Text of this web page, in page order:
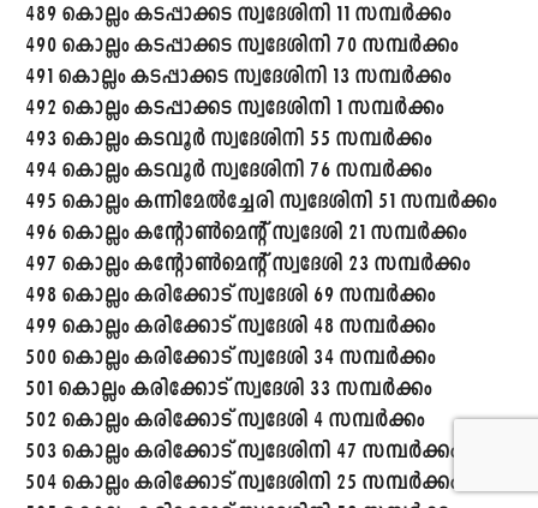
489 കൊല്ലം കടപ്പാക്കട സ്വദേശിനി 11 സമ്പർക്കം
490 കൊല്ലം കടപ്പാക്കട സ്വദേശിനി 70 സമ്പർക്കം
491 കൊല്ലം കടപ്പാക്കട സ്വദേശിനി 13 സമ്പർക്കം
492 കൊല്ലം കടപ്പാക്കട സ്വദേശിനി 1 സമ്പർക്കം
493 കൊല്ലം കടവൂർ സ്വദേശിനി 55 സമ്പർക്കം
494 കൊല്ലം കടവൂർ സ്വദേശിനി 76 സമ്പർക്കം
495 കൊല്ലം കന്നിമേൽച്ചേരി സ്വദേശിനി 51 സമ്പർക്കം
496 കൊല്ലം കന്റോൺമെന്റ് സ്വദേശി 21 സമ്പർക്കം
497 കൊല്ലം കന്റോൺമെന്റ് സ്വദേശി 23 സമ്പർക്കം
498 കൊല്ലം കരിക്കോട് സ്വദേശി 69 സമ്പർക്കം
499 കൊല്ലം കരിക്കോട് സ്വദേശി 48 സമ്പർക്കം
500 കൊല്ലം കരിക്കോട് സ്വദേശി 34 സമ്പർക്കം
501 കൊല്ലം കരിക്കോട് സ്വദേശി 33 സമ്പർക്കം
502 കൊല്ലം കരിക്കോട് സ്വദേശി 4 സമ്പർക്കം
503 കൊല്ലം കരിക്കോട് സ്വദേശിനി 47 സമ്പർക്കം
504 കൊല്ലം കരിക്കോട് സ്വദേശിനി 25 സമ്പർക്കം